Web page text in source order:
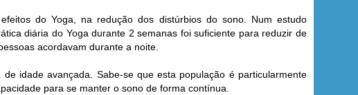
do Yoga, na redução dos distúrbios do sono. Num estudo
diária do Yoga durante 2 semanas foi suficiente para reduzir de
acordavam durante a noite.
idade avançada. Sabe-se que esta população é particularmente
para se manter o sono de forma contínua.